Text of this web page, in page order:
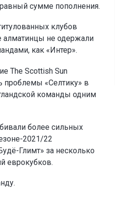
сумме пополнения.
клубов
алматинцы не одержали
как «Интер».
The Scottish Sun
проблемы «Селтику» в
команды одним
более сильных
2021/22
Глимт» за несколько
еврокубков.